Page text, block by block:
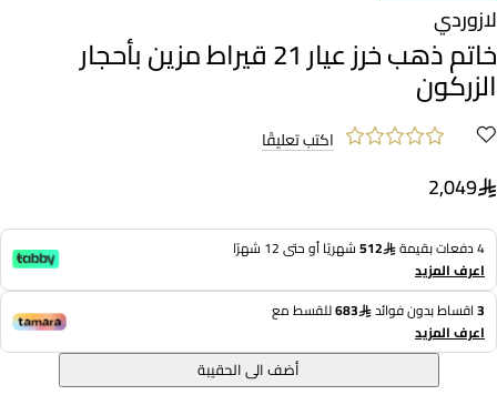
لازوردي
خاتم ذهب خرز عيار 21 قيراط مزين بأحجار
الزركون
اكتب تعليقًا
2,049
4 دفعات بقيمة 512شهريًا أو حتى 12 شهرًا
اعرف المزيد
3اقساط بدون فوائد 683للقسط مع
اعرف المزيد
أضف الى الحقيبة